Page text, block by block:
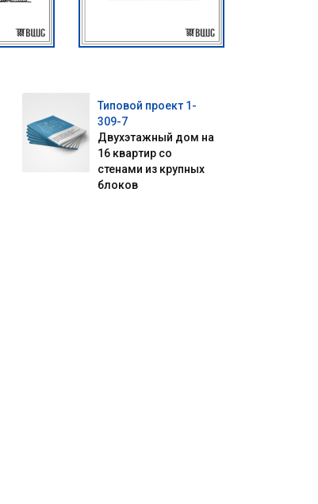
Типовой проект 1-
309-7
Двухэтажный дом на
16 квартир со
стенами из крупных
блоков